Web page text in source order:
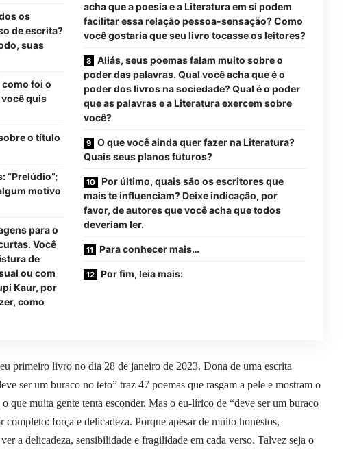
os
de escrita?
suas
como foi o
quis
o título
“Prelúdio”;
motivo
para o
Você
de
ou com
Kaur, por
como
acha que a poesia e a Literatura em si podem
facilitar essa relação pessoa-sensação? Como
você gostaria que seu livro tocasse os leitores?
Aliás, seus poemas falam muito sobre o
poder das palavras. Qual você acha que é o
poder dos livros na sociedade? Qual é o poder
que as palavras e a Literatura exercem sobre
você?
O que você ainda quer fazer na Literatura?
Quais seus planos futuros?
Por último, quais são os escritores que
mais te influenciam? Deixe indicação, por
favor, de autores que você acha que todos
deveriam ler.
Para conhecer mais…
Por fim, leia mais:
primeiro livro no dia 28 de janeiro de 2023. Dona de uma escrita
ser um buraco no teto” traz 47 poemas que rasgam a pele e mostram o
que muita gente tenta esconder. Mas o eu-lírico de “deve ser um buraco
completo: força e delicadeza. Porque apesar de muito honestos,
a delicadeza, sensibilidade e fragilidade em cada verso. Talvez seja o